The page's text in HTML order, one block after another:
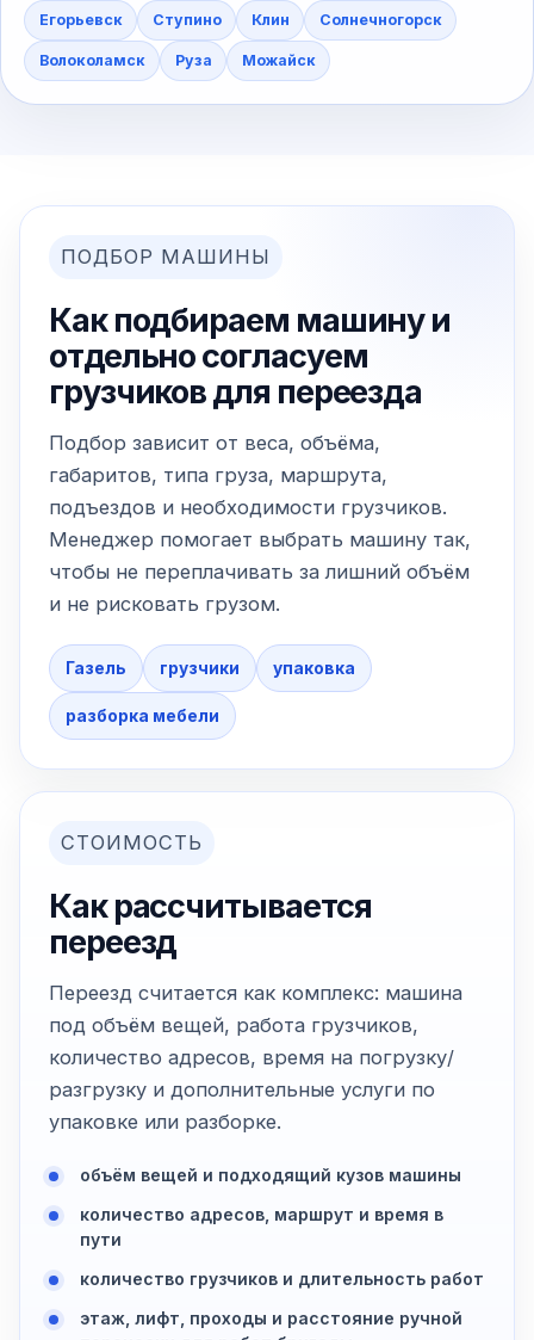
Егорьевск Ступино Клин Солнечногорск
Волоколамск Руза Можайск
ПОДБОР МАШИНЫ
Как подбираем машину и
отдельно согласуем
грузчиков для переезда
Подбор зависит от веса, объёма,
габаритов, типа груза, маршрута,
подъездов и необходимости грузчиков.
Менеджер помогает выбрать машину так,
чтобы не переплачивать за лишний объём
и не рисковать грузом.
Газель грузчики упаковка
разборка мебели
СТОИМОСТЬ
Как рассчитывается
переезд
Переезд считается как комплекс: машина
под объём вещей, работа грузчиков,
количество адресов, время на погрузку/
разгрузку и дополнительные услуги по
упаковке или разборке.
объём вещей и подходящий кузов машины
количество адресов, маршрут и время в
пути
количество грузчиков и длительность работ
этаж, лифт, проходы и расстояние ручной